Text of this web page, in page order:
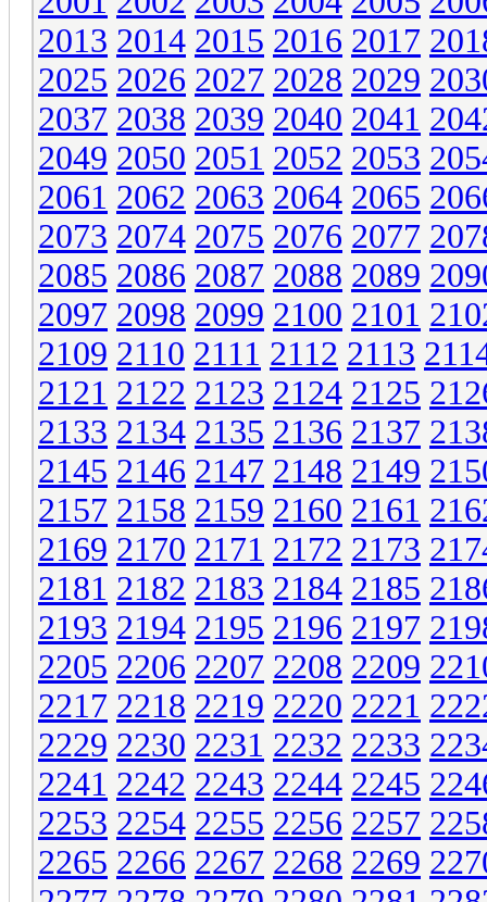
2013 2014 2015 2016 2017
2025 2026 2027 2028 2029
2037 2038 2039 2040 2041
2049 2050 2051 2052 2053
2061 2062 2063 2064 2065
2073 2074 2075 2076 2077
2085 2086 2087 2088 2089
2097 2098 2099 2100 2101
2109 2110 2111 2112 2113
2121 2122 2123 2124 2125
2133 2134 2135 2136 2137
2145 2146 2147 2148 2149
2157 2158 2159 2160 2161
2169 2170 2171 2172 2173
2181 2182 2183 2184 2185
2193 2194 2195 2196 2197
2205 2206 2207 2208 2209
2217 2218 2219 2220 2221
2229 2230 2231 2232 2233
2241 2242 2243 2244 2245
2253 2254 2255 2256 2257
2265 2266 2267 2268 2269